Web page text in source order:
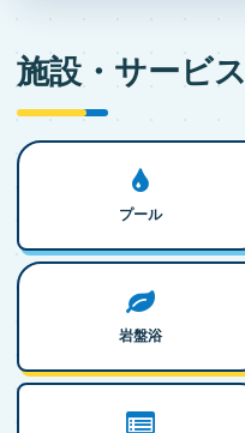
施設・サービス
プール
岩盤浴